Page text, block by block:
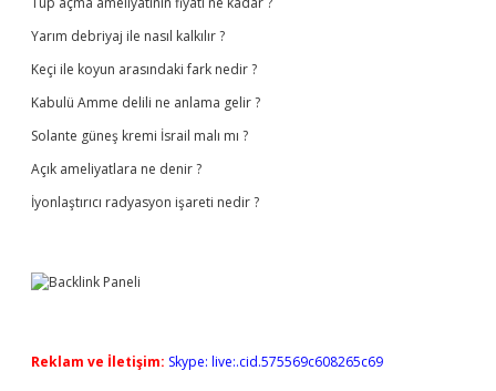
Yarım debriyaj ile nasıl kalkılır ?
Keçi ile koyun arasındaki fark nedir ?
Kabulü Amme delili ne anlama gelir ?
Solante güneş kremi İsrail malı mı ?
Açık ameliyatlara ne denir ?
İyonlaştırıcı radyasyon işareti nedir ?
Reklam ve İletişim: Skype: live:.cid.575569c608265c69